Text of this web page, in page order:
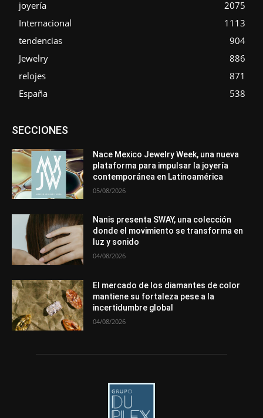
joyería
2075
Internacional
1113
tendencias
904
Jewelry
886
relojes
871
España
538
SECCIONESAsociaciones
Entrevistas
Mundo Técnico
Novedades Opiniones
Perspectiva
Premios
Secciones Sin categoría
Sucesos
Más
Nace Mexico Jewelry Week, una nueva
plataforma para impulsar la joyería
contemporánea en Latinoamérica
05/08/2026
Nanis presenta SWAY, una colección
donde el movimiento se transforma en
luz y sonido
04/08/2026
El mercado de los diamantes de color
mantiene su fortaleza pese a la
incertidumbre global
04/08/2026